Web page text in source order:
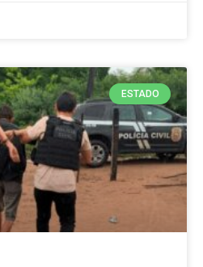
ESTADO